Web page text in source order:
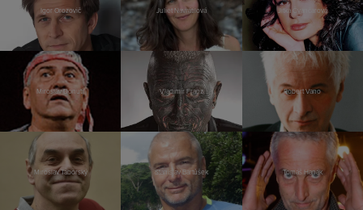
Igor Orozovič Juliet Navrátilová Jitka Čvančarová
Miroslav Donutil Vladimír Franz Robert Vano
Miroslav Táborský Stanislav Bartůšek Tomáš Hanák